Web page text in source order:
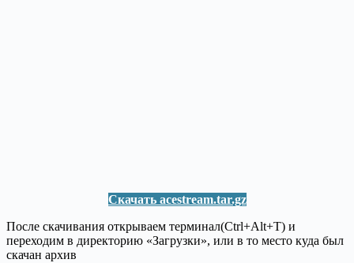
Скачать acestream.tar.gz
После скачивания открываем терминал(Ctrl+Alt+T) и
переходим в директорию «Загрузки», или в то место куда был
скачан архив